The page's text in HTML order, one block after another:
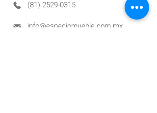
(81) 2529-0315
info@espaciomueble.com.mx